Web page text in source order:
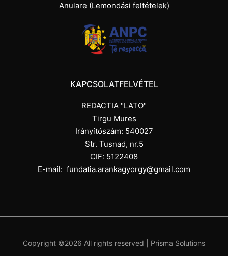
Anulare (Lemondási feltételek)
KAPCSOLATFELVÉTEL
REDACTIA "LATO"
Tirgu Mures
Irányítószám: 540027
Str. Tusnad, nr.5
CIF: 5122408
E-mail: fundatia.arankagyorgy@gmail.com
Copyright ©2026 All rights reserved | Prisma Solutions